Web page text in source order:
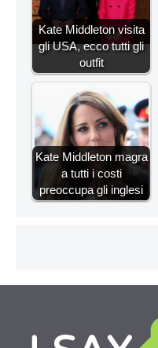
Kate Middleton visita
gli USA, ecco tutti gli
outfit
Kate Middleton magra
a tutti i costi
preoccupa gli inglesi